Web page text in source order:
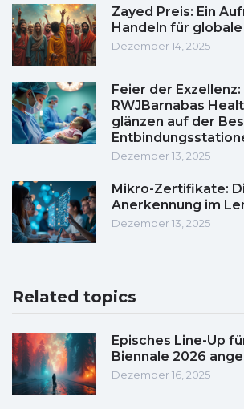
Zayed Preis: Ein
Handeln für
Dezember 14, 2025
Feier der
RWJBarnabas
glänzen auf der
Dezember 13, 2025
Mikro-Zertifikate:
Anerkennung im
Dezember 13, 2025
Related topics
Episches Line-Up
Biennale 2026
Dezember 16, 2025